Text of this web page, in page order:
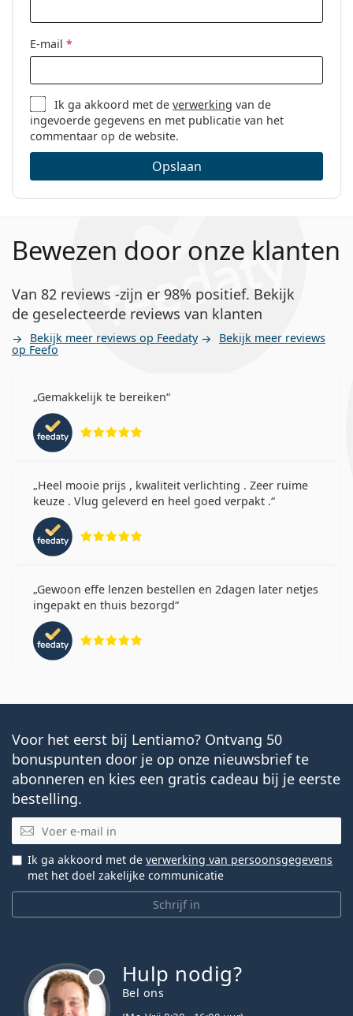
E-mail *
Ik ga akkoord met deverwerking van de
ingevoerde gegevens en met publicatie van het
commentaar op de website.
Opslaan
Bewezen door onze klanten
Van 82 reviews -zijn er 98% positief. Bekijk
de geselecteerde reviews van klanten
Bekijk meer reviews op Feedaty Bekijk meer reviews
op Feefo
Gemakkelijk te bereiken
Heel mooie prijs , kwaliteit verlichting . Zeer ruime
keuze . Vlug geleverd en heel goed verpakt .
Gewoon effe lenzen bestellen en 2dagen later netjes
ingepakt en thuis bezorgd
Voor het eerst bij Lentiamo? Ontvang 50
bonuspunten door je op onze nieuwsbrief te
abonneren en kies een gratis cadeau bij je eerste
bestelling.
E-mail
Schrijf in
Ik ga akkoord met de verwerking van persoonsgegevens
met het doel zakelijke communicatie
Hulp nodig?
Bel ons